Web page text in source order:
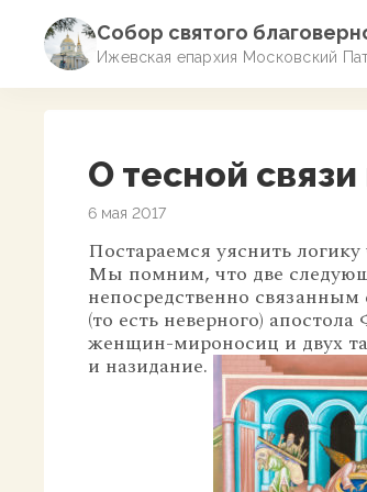
Собор святого
Ижевская епархия Московский
О тесной
6 мая 2017
Постараемся уяснить
Мы помним, что две
непосредственно
(то есть неверного)
женщин-мироносиц и двух
и назидание.